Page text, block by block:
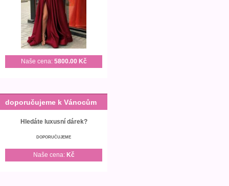
Naše cena: 5800.00 Kč
doporučujeme k Vánocům
Hledáte luxusní dárek?
DOPORUČUJEME
Naše cena: Kč